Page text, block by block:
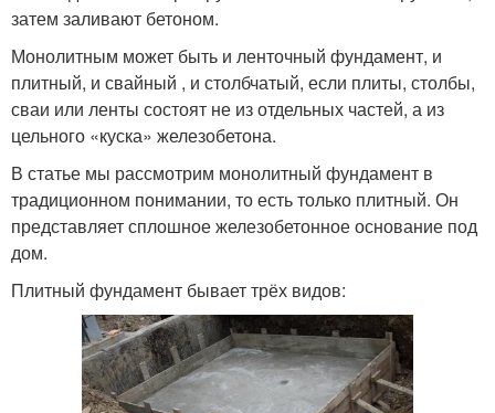
затем заливают бетоном.
Монолитным может быть и ленточный фундамент, и
плитный, и свайный , и столбчатый, если плиты, столбы,
сваи или ленты состоят не из отдельных частей, а из
цельного «куска» железобетона.
В статье мы рассмотрим монолитный фундамент в
традиционном понимании, то есть только плитный. Он
представляет сплошное железобетонное основание под
дом.
Плитный фундамент бывает трёх видов: